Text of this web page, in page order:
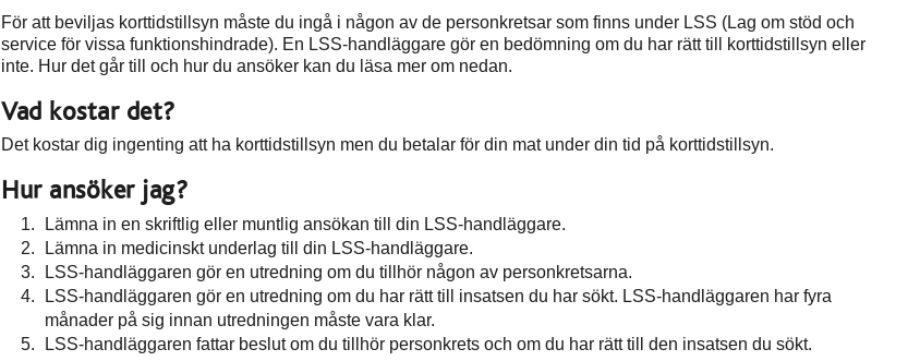
För att beviljas korttidstillsyn måste du ingå i någon av de personkretsar som finns under LSS (Lag om stöd och
service för vissa funktionshindrade). En LSS-handläggare gör en bedömning om du har rätt till korttidstillsyn eller
inte. Hur det går till och hur du ansöker kan du läsa mer om nedan.
Vad kostar det?
Det kostar dig ingenting att ha korttidstillsyn men du betalar för din mat under din tid på korttidstillsyn.
Hur ansöker jag?
Lämna in en skriftlig eller muntlig ansökan till din LSS-handläggare.
Lämna in medicinskt underlag till din LSS-handläggare.
LSS-handläggaren gör en utredning om du tillhör någon av personkretsarna.
LSS-handläggaren gör en utredning om du har rätt till insatsen du har sökt. LSS-handläggaren har fyra
månader på sig innan utredningen måste vara klar.
LSS-handläggaren fattar beslut om du tillhör personkrets och om du har rätt till den insatsen du sökt.